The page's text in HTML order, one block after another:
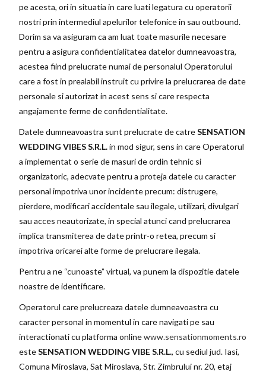
pe acesta, ori in situatia in care luati legatura cu operatorii
nostri prin intermediul apelurilor telefonice in sau outbound.
Dorim sa va asiguram ca am luat toate masurile necesare
pentru a asigura confidentialitatea datelor dumneavoastra,
acestea fiind prelucrate numai de personalul Operatorului
care a fost in prealabil instruit cu privire la prelucrarea de date
personale si autorizat in acest sens si care respecta
angajamente ferme de confidentialitate.
Datele dumneavoastra sunt prelucrate de catreSENSATION
WEDDING VIBES S.R.L.in mod sigur, sens in care Operatorul
a implementat o serie de masuri de ordin tehnic si
organizatoric, adecvate pentru a proteja datele cu caracter
personal impotriva unor incidente precum: distrugere,
pierdere, modificari accidentale sau ilegale, utilizari, divulgari
sau acces neautorizate, in special atunci cand prelucrarea
implica transmiterea de date printr-o retea, precum si
impotriva oricarei alte forme de prelucrare ilegala.
Pentru a ne “cunoaste” virtual, va punem la dispozitie datele
noastre de identificare.
Operatorul care prelucreaza datele dumneavoastra cu
caracter personal in momentul in care navigati pe sau
interactionati cu platforma onlinewww.sensationmoments.ro
esteSENSATION WEDDING VIBE S.R.L., cu sediul jud. Iasi,
Comuna Miroslava, Sat Miroslava, Str. Zimbrului nr. 20, etaj